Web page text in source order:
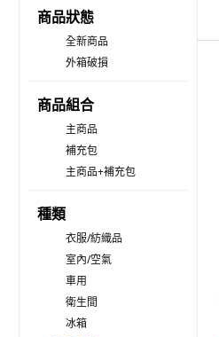
商品狀態
全新商品
外箱破損
商品組合
主商品
補充包
主商品+補充包
種類
衣服/紡織品
室內/空氣
車用
衛生間
冰箱